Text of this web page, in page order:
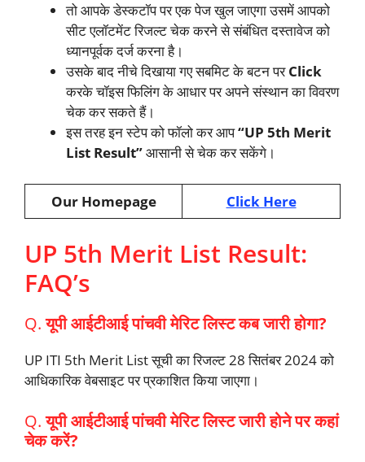
तो आपके डेस्कटॉप पर एक पेज खुल जाएगा उसमें आपको
सीट एलॉटमेंट रिजल्ट चेक करने से संबंधित दस्तावेज को
ध्यानपूर्वक दर्ज करना है।
उसके बाद नीचे दिखाया गए सबमिट के बटन परClick
करके चॉइस फिलिंग के आधार पर अपने संस्थान का विवरण
चेक कर सकते हैं।
इस तरह इन स्टेप को फॉलो कर आप“UP 5th Merit
List Result”आसानी से चेक कर सकेंगे।
Our Homepage Click Here
UP 5th Merit List Result:
FAQ’s
Q.यूपी आईटीआई पांचवी मेरिट लिस्ट कब जारी होगा?
UP ITI 5th Merit List सूची का रिजल्ट 28 सितंबर 2024 को
आधिकारिक वेबसाइट पर प्रकाशित किया जाएगा।
Q.यूपी आईटीआई पांचवी मेरिट लिस्ट जारी होने पर कहां
चेक करें?